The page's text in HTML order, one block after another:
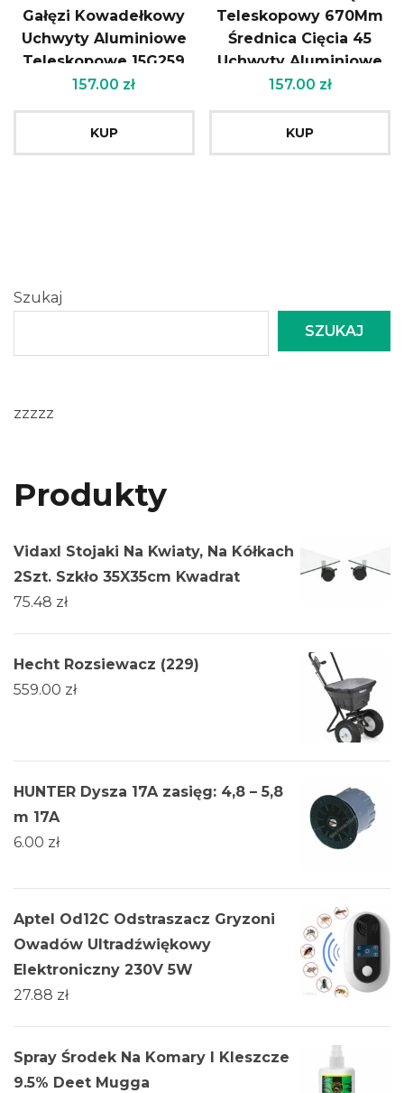
Gałęzi Kowadełkowy
Uchwyty Aluminiowe
Teleskopowe 15G259
157.00 zł
KUP
Teleskopowy 670Mm
Średnica Cięcia 45
Uchwyty Aluminiowe
Verto
157.00 zł
KUP
Szukaj
SZUKAJ
zzzzz
Produkty
Vidaxl Stojaki Na Kwiaty, Na Kółkach
2Szt. Szkło 35X35cm Kwadrat
75.48 zł
Hecht Rozsiewacz (229)
559.00 zł
HUNTER Dysza 17A zasięg: 4,8 – 5,8
m 17A
6.00 zł
Aptel Od12C Odstraszacz Gryzoni
Owadów Ultradźwiękowy
Elektroniczny 230V 5W
27.88 zł
Spray Środek Na Komary I Kleszcze
9.5% Deet Mugga